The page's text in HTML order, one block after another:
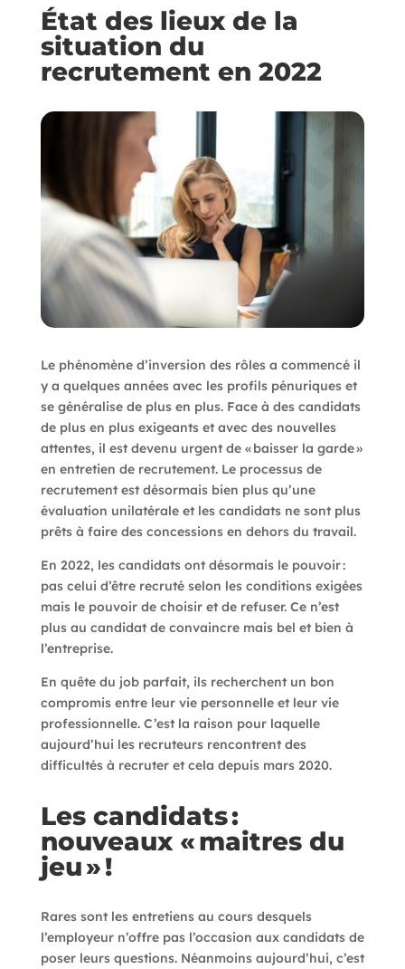
État des lieux de la
situation du
recrutement en 2022
Le phénomène d’inversion des rôles a commencé il
y a quelques années avec les profils pénuriques et
se généralise de plus en plus. Face à des candidats
de plus en plus exigeants et avec des nouvelles
attentes, il est devenu urgent de « baisser la garde »
en entretien de recrutement. Le processus de
recrutement est désormais bien plus qu’une
évaluation unilatérale et les candidats ne sont plus
prêts à faire des concessions en dehors du travail.
En 2022, les candidats ont désormais le pouvoir :
pas celui d’être recruté selon les conditions exigées
mais le pouvoir de choisir et de refuser. Ce n’est
plus au candidat de convaincre mais bel et bien à
l’entreprise.
En quête du job parfait, ils recherchent un bon
compromis entre leur vie personnelle et leur vie
professionnelle.C’est la raison pour laquelle
aujourd’hui les recruteurs rencontrent des
difficultés à recruter et cela depuis mars 2020.
Les candidats :
nouveaux « maitres du
jeu » !
Rares sont les entretiens au cours desquels
l’employeur n’offre pas l’occasion aux candidats de
poser leurs questions. Néanmoins aujourd’hui, c’est